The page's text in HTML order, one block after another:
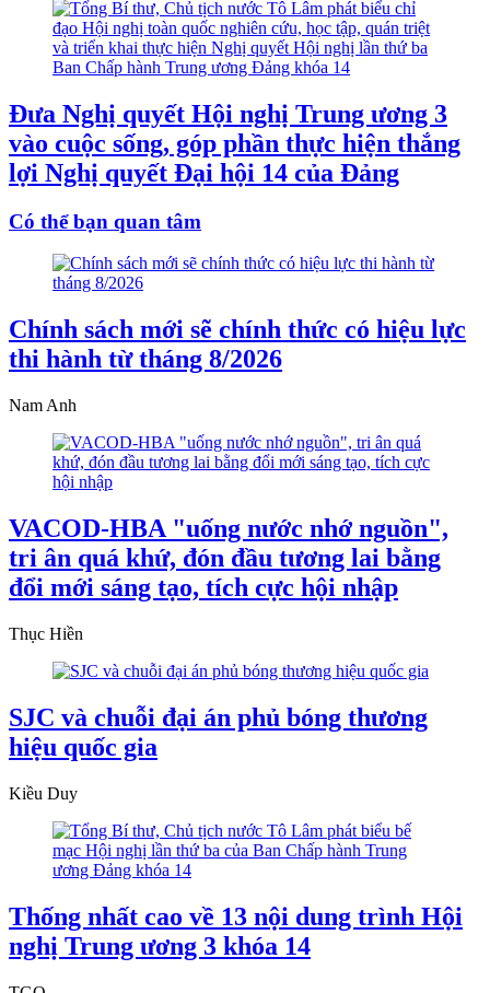
Đưa Nghị quyết Hội nghị Trung ương 3
vào cuộc sống, góp phần thực hiện thắng
lợi Nghị quyết Đại hội 14 của Đảng
Có thể bạn quan tâm
Chính sách mới sẽ chính thức có hiệu lực
thi hành từ tháng 8/2026
Nam Anh
VACOD-HBA "uống nước nhớ nguồn",
tri ân quá khứ, đón đầu tương lai bằng
đổi mới sáng tạo, tích cực hội nhập
Thục Hiền
SJC và chuỗi đại án phủ bóng thương
hiệu quốc gia
Kiều Duy
Thống nhất cao về 13 nội dung trình Hội
nghị Trung ương 3 khóa 14